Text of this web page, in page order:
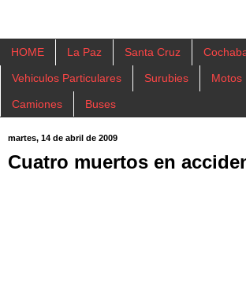
HOME La Paz Santa Cruz
Vehiculos Particulares Surubies Motos
Camiones Buses
martes, 14 de abril de 2009
Cuatro muertos en